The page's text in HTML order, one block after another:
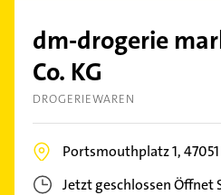
dm-drogerie
Co. KG
DROGERIEWAREN
Portsmouthplatz 1,47051
Jetzt geschlossenÖffnet